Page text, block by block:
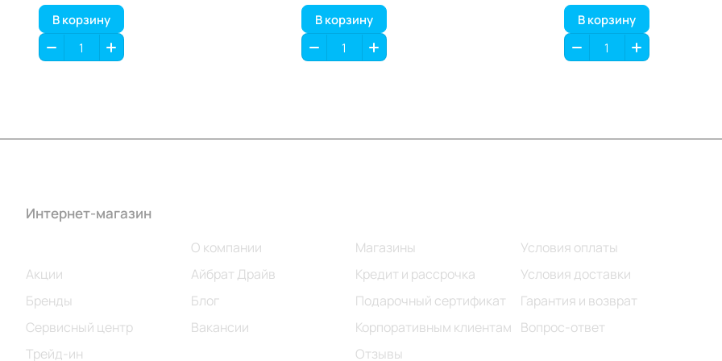
В корзину В корзину В корзину
Интернет-магазин
Акции
Бренды
Сервисный центр
Трейд-ин
О компании
Айбрат Драйв
Блог
Вакансии
Магазины
Кредит и рассрочка
Подарочный сертификат
Корпоративным клиентам
Отзывы
Условия оплаты
Условия доставки
Гарантия и возврат
Вопрос-ответ